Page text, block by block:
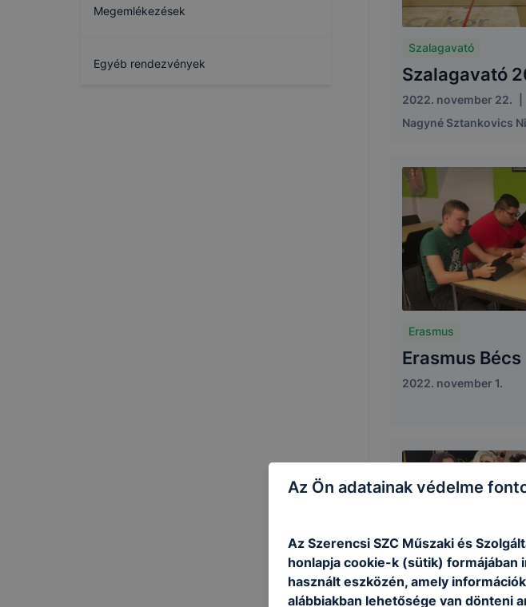
Megemlékezések
Egyéb rendezvények
Szalagavató
Szalagavató
2022. november 22.
Nagyné Sztankovics
Erasmus
Erasmus Bécs
2022. november 1.
Az Ön adatainak védelme
Az Szerencsi SZC Műszaki és
honlapja cookie-k (sütik) formájában
használt eszközén, amely
alábbiakban lehetősége van dönteni